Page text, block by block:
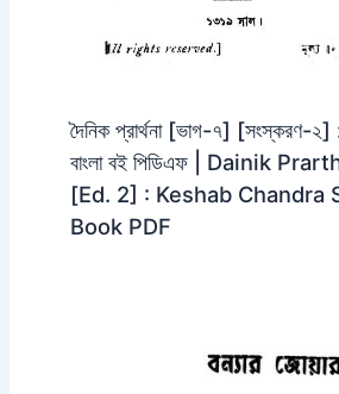
দৈনিক প্রার্থনা [ভাগ-৭] [সংস্করণ-২]
বাংলা বই পিডিএফ | Dainik
[Ed. 2] : Keshab Chandra
Book PDF